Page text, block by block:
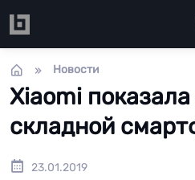
Новости
Xiaomi
складной
23.01.2019